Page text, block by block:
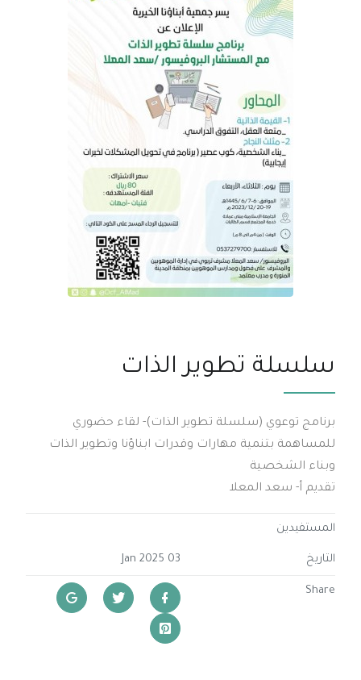
سلسلة تطوير الذات
برنامج توعوي (سلسلة تطوير الذات)- لقاء حضوري
للمساهمة بتنمية مهارات وقدرات ابناؤنا وتطوير الذات
وبناء الشخصية
تقديم أ- سعد المعلا
المستفيدين
التاريخ 03 Jan 2025
Share